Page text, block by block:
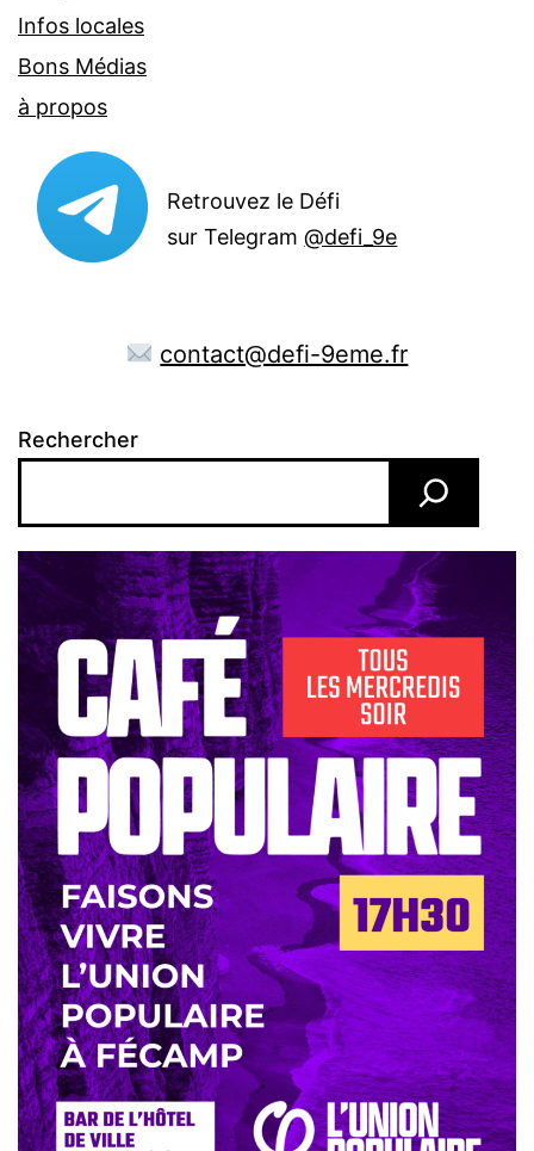
Infos locales
Bons Médias
à propos
Retrouvez le Défi
sur Telegram@defi_9e
contact@defi-9eme.fr
Rechercher